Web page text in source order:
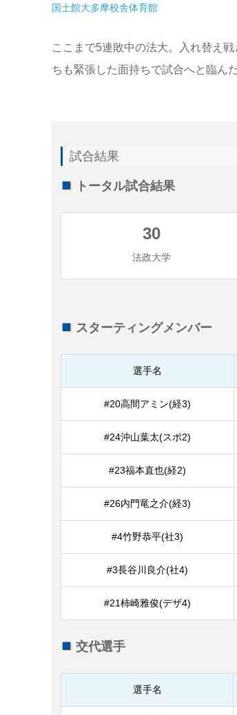
国士館大多摩校舎体育館
ここまで5連敗中の法大。入れ替え
ちも緊張した面持ちで試合へと臨んだ
試合結果
トータル試合結果
30
法政大学
スターティングメンバー
選手名
#20高間アミン(経3)
#24沖山葉太(スポ2)
#23福本直也(経2)
#26内門竜之介(経3)
#4竹野恭平(社3)
#3長谷川良介(社4)
#21柿崎雅俊(デザ4)
交代選手
選手名